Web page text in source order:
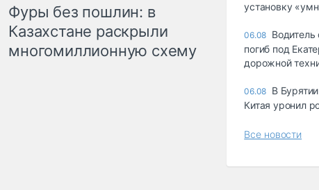
Фуры без пошлин: в
Казахстане раскрыли
многомиллионную схему
ycтaнoвкy
06.08
погиб под
дорожной
06.08 В
Китая уронил
Все новости